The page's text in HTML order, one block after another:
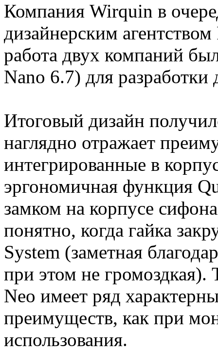
Компания Wirquin в
дизайнерским
работа двух компаний
Nano 6.7) для
Итоговый дизайн
наглядно отражает
интегрированные в
эргономичная функция
замком на корпусе
понятно, когда гайка
System (заметная
при этом не
Neo имеет ряд
преимуществ, как при
использования.